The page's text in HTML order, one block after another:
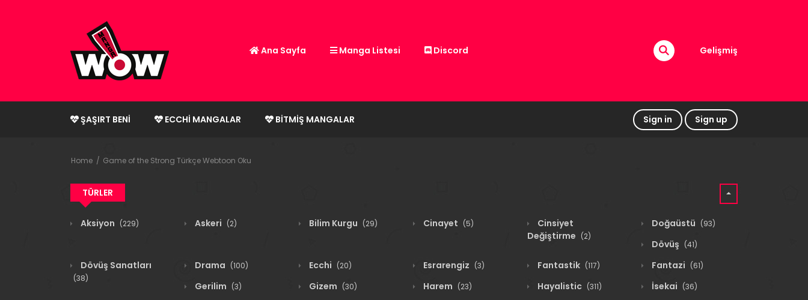
Ana Sayfa Manga Listesi Discord Gelişmiş
ŞAŞIRT BENI ECCHI MANGALAR BITMIŞ MANGALAR Sign in Sign up
Home Game of the Strong Türkçe Webtoon Oku
TÜRLER
Aksiyon (229) Askeri (2) Bilim Kurgu (29) Cinayet (5)
Cinsiyet
Değiştirme (2)
Doğaüstü (93)
Dövüş (41)
Dövüş Sanatları
(38)
Drama (100) Ecchi (20) Esrarengiz (3) Fantastik (117) Fantazi (61)
Gerilim (3) Gizem (30) Harem (23) Hayalistic (311) İsekai (36)